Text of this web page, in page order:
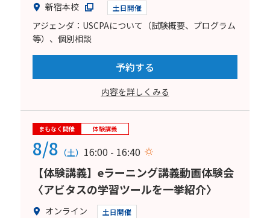
新宿本校 土日開催
アジェンダ：USCPAについて（試験概要、プログラム
等）、個別相談
予約する
内容を詳しくみる
まもなく開催 体験講義
8/8 （土） 16:00 - 16:40
【体験講義】eラーニング講義動画体験会
〈アビタスの学習ツールを一挙紹介〉
オンライン 土日開催